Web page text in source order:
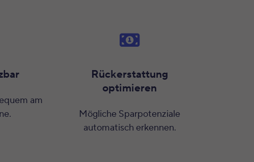
am
Rückerstattung
optimieren
Mögliche Sparpotenziale
automatisch erkennen.